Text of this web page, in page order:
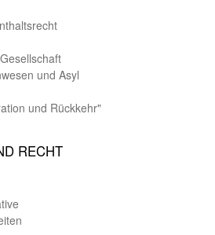
und Asyl
und Rückkehr"
RECHT